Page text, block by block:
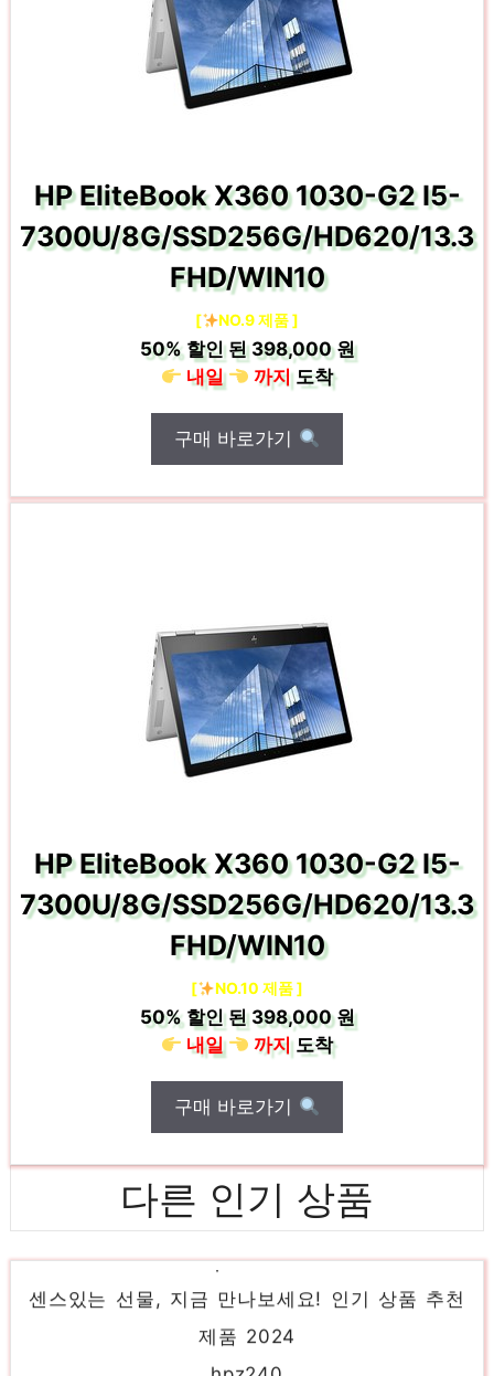
HP EliteBook X360 1030-G2 I5-
7300U/8G/SSD256G/HD620/13.3
FHD/WIN10
[ NO.9 제품 ]
50%할인 된398,000 원
내일
까지도착
구매 바로가기
HP EliteBook X360 1030-G2 I5-
7300U/8G/SSD256G/HD620/13.3
FHD/WIN10
[ NO.10 제품 ]
50%할인 된398,000 원
내일
까지도착
구매 바로가기
다른 인기 상품